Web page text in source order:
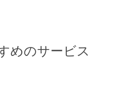
めのサービス